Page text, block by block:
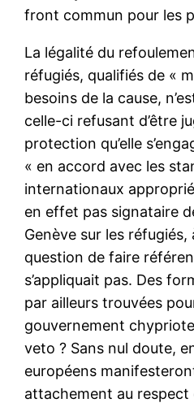
front commun pour les
La légalité du
réfugiés, qualifiés de «
besoins de la cause,
celle-ci refusant d’être
protection qu’elle
« en accord avec les
internationaux
en effet pas signataire
Genève sur les réfugiés,
question de faire
s’appliquait pas. Des
par ailleurs trouvées
gouvernement
veto ? Sans nul doute,
européens
attachement au respect